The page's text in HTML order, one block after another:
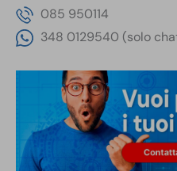
085 950114
348 0129540 (solo